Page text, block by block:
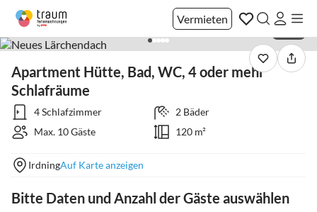
Vermieten
Apartment Hütte, Bad, WC, 4 oder mehr
Schlafräume
4 Schlafzimmer
2 Bäder
Max. 10 Gäste
120 m²
IrdningAuf Karte anzeigen
Bitte Daten und Anzahl der Gäste auswählen